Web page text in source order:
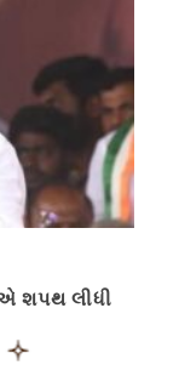
શપથ લીધી